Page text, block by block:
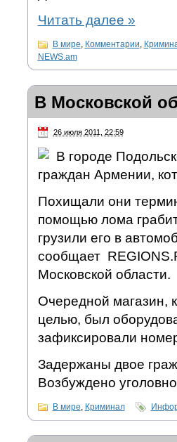
Читать далее »
В мире, Комментарии,
NEWS.am
В Московской
26 июля 2011, 22:59
В городе
граждан Армении,
Похищали они
помощью лома
грузили его в
сообщает
Московской области.
Очередной магазин,
целью, был
зафиксировали
Задержаны двое
Возбуждено
В мире, Криминал